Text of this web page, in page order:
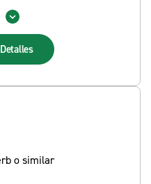
Detalles